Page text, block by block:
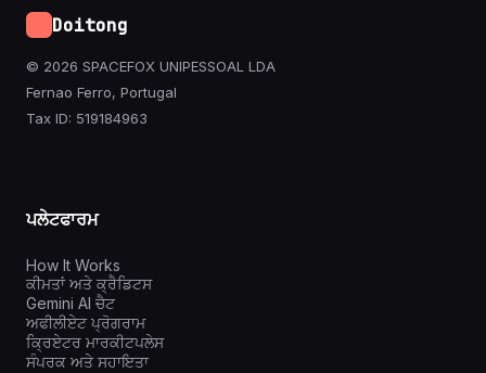
Doitong
© 2026 SPACEFOX UNIPESSOAL LDA
Fernao Ferro, Portugal
Tax ID: 519184963
ਪਲੇਟਫਾਰਮ
How It Works
ਕੀਮਤਾਂ ਅਤੇ ਕ੍ਰੈਡਿਟਸ
Gemini AI ਚੈਟ
ਅਫੀਲੀਏਟ ਪ੍ਰੋਗਰਾਮ
ਕ੍ਰਿਏਟਰ ਮਾਰਕੀਟਪਲੇਸ
ਸੰਪਰਕ ਅਤੇ ਸਹਾਇਤਾ